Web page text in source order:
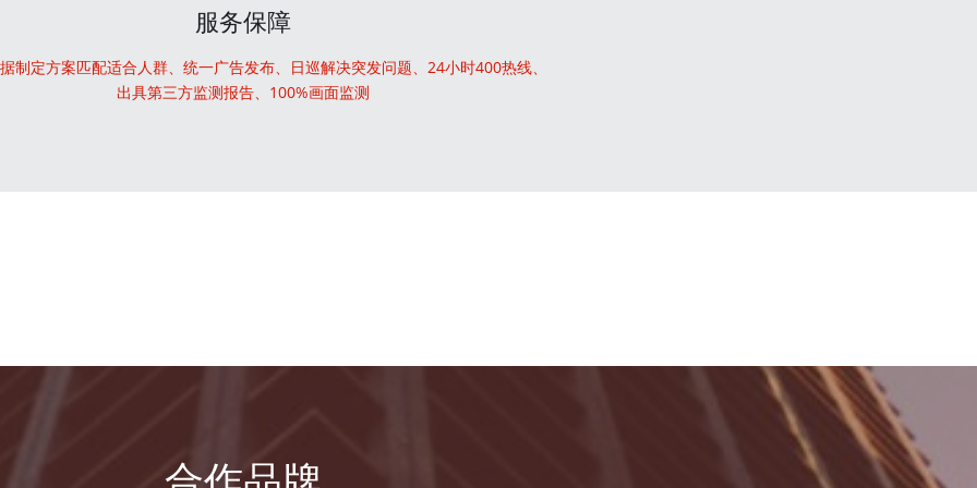
服务保障
制定方案匹配适合人群、统一广告发布、日巡解决突发问题、24小时400热线、
出具第三方监测报告、100%画面监测